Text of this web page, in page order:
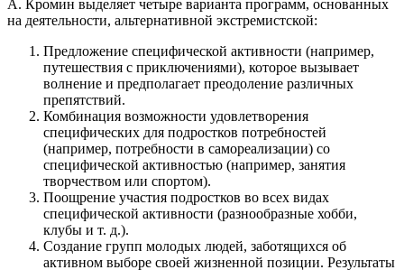
А. Кромин выделяет четыре варианта программ, основанных
на деятельности, альтернативной экстремистской:
Предложение специфической активности (например,
путешествия с приключениями), которое вызывает
волнение и предполагает преодоление различных
препятствий.
Комбинация возможности удовлетворения
специфических для подростков потребностей
(например, потребности в самореализации) со
специфической активностью (например, занятия
творчеством или спортом).
Поощрение участия подростков во всех видах
специфической активности (разнообразные хобби,
клубы и т. д.).
Создание групп молодых людей, заботящихся об
активном выборе своей жизненной позиции. Результаты